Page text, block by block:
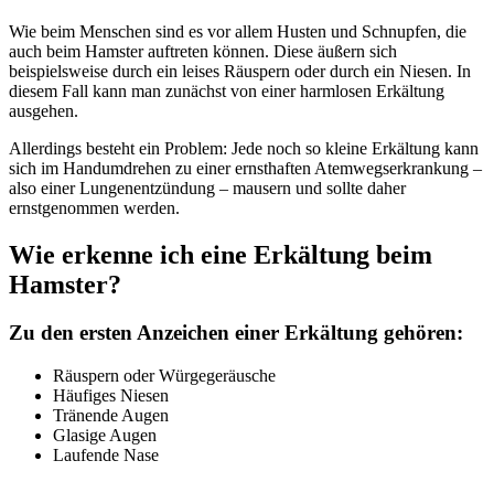
Wie beim Menschen sind es vor allem Husten und Schnupfen, die
auch beim Hamster auftreten können. Diese äußern sich
beispielsweise durch ein leises Räuspern oder durch ein Niesen. In
diesem Fall kann man zunächst von einer harmlosen Erkältung
ausgehen.
Allerdings besteht ein Problem: Jede noch so kleine Erkältung kann
sich im Handumdrehen zu einer ernsthaften Atemwegserkrankung –
also einer Lungenentzündung – mausern und sollte daher
ernstgenommen werden.
Wie erkenne ich eine Erkältung beim
Hamster?
Zu den ersten Anzeichen einer Erkältung gehören:
Räuspern oder Würgegeräusche
Häufiges Niesen
Tränende Augen
Glasige Augen
Laufende Nase